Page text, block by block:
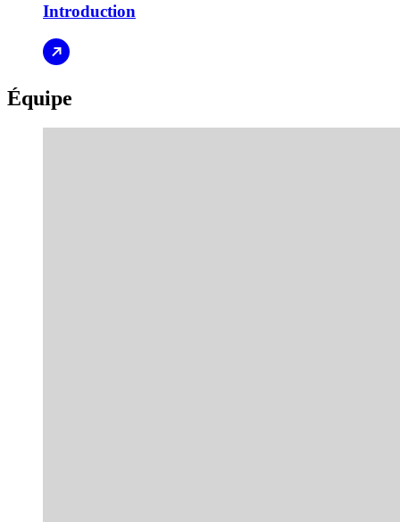
Introduction
Équipe